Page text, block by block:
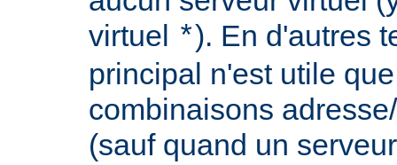
virtuel *). En d'autres
principal n'est utile
combinaisons
(sauf quand un